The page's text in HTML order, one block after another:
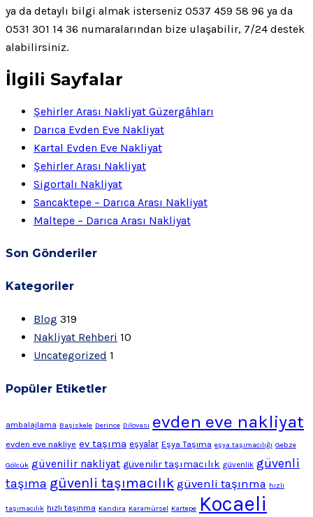
ya da detaylı bilgi almak isterseniz 0537 459 58 96 ya da
0531 301 14 36 numaralarından bize ulaşabilir, 7/24 destek
alabilirsiniz.
İlgili Sayfalar
Şehirler Arası Nakliyat Güzergâhları
Darıca Evden Eve Nakliyat
Kartal Evden Eve Nakliyat
Şehirler Arası Nakliyat
Sigortalı Nakliyat
Sancaktepe – Darıca Arası Nakliyat
Maltepe – Darıca Arası Nakliyat
Son Gönderiler
Kategoriler
Blog 319
Nakliyat Rehberi 10
Uncategorized 1
Popüler Etiketler
ambalajlama Başiskele Derince Dilovası evden eve nakliyat
evden eve nakliye ev taşıma eşyalar Eşya Taşıma eşya taşımacılığı Gebze
Gölcük güvenilir nakliyat güvenilir taşımacılık güvenlik güvenli
taşıma güvenli taşımacılık güvenli taşınma hızlı
taşımacılık hızlı taşınma Kandıra Karamürsel Kartepe Kocaeli